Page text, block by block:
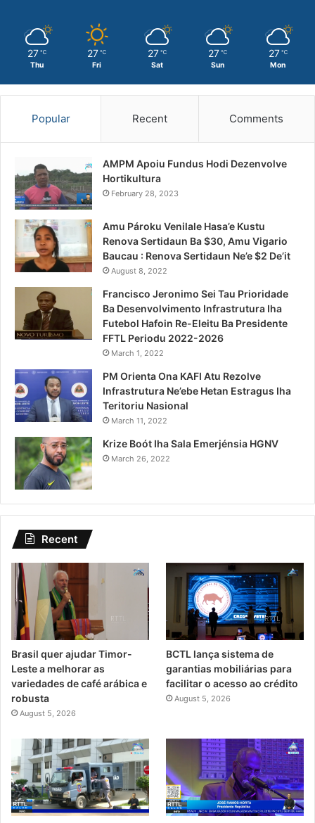
27 ℃
Thu
27 ℃
Fri
27 ℃
Sat
27 ℃
Sun
27 ℃
Mon
Popular Recent Comments
AMPM Apoiu Fundus Hodi Dezenvolve
Hortikultura
February 28, 2023
Amu Pároku Venilale Hasa’e Kustu
Renova Sertidaun Ba $30, Amu Vigario
Baucau : Renova Sertidaun Ne’e $2 De’it
August 8, 2022
Francisco Jeronimo Sei Tau Prioridade
Ba Desenvolvimento Infrastrutura Iha
Futebol Hafoin Re-Eleitu Ba Presidente
FFTL Periodu 2022-2026
March 1, 2022
PM Orienta Ona KAFI Atu Rezolve
Infrastrutura Ne’ebe Hetan Estragus Iha
Teritoriu Nasional
March 11, 2022
Krize Boót Iha Sala Emerjénsia HGNV
March 26, 2022
Recent
Brasil quer ajudar Timor-
Leste a melhorar as
variedades de café arábica e
robusta
August 5, 2026
BCTL lança sistema de
garantias mobiliárias para
facilitar o acesso ao crédito
August 5, 2026